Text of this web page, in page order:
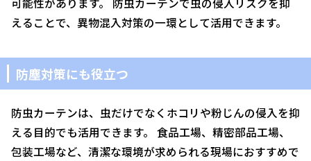
可能性があります。 防虫カーテンで虫の侵入リスクを抑
えることで、異物混入対策の一環として活用できます。
防塵対策にも役立つ
防虫カーテンは、虫だけでなくホコリや粉じんの侵入を抑
える目的でも活用できます。 食品工場、精密部品工場、
包装工場など、清潔な環境が求められる現場におすすめで